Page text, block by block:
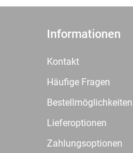
Informationen
Kontakt
Häufige Fragen
Bestellmöglichkeiten
Lieferoptionen
Zahlungsoptionen